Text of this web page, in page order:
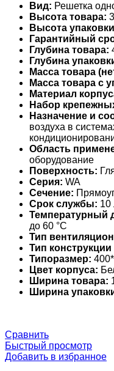
Вид: Решетка
Высота товара:
Высота
Гарантийный
Глубина товара:
Глубина
Масса товара
Масса товара с
Материал
Набор
Назначение и
воздуха в
Область
оборудование
Поверхность:
Серия: WA
Сечение:
Срок службы: 10
Температурный
до 60 °С
Тип
Тип
Типоразмер:
Цвет корпуса:
Ширина товара:
Ширина
Сравнить
Быстрый просмотр
Добавить в избранное